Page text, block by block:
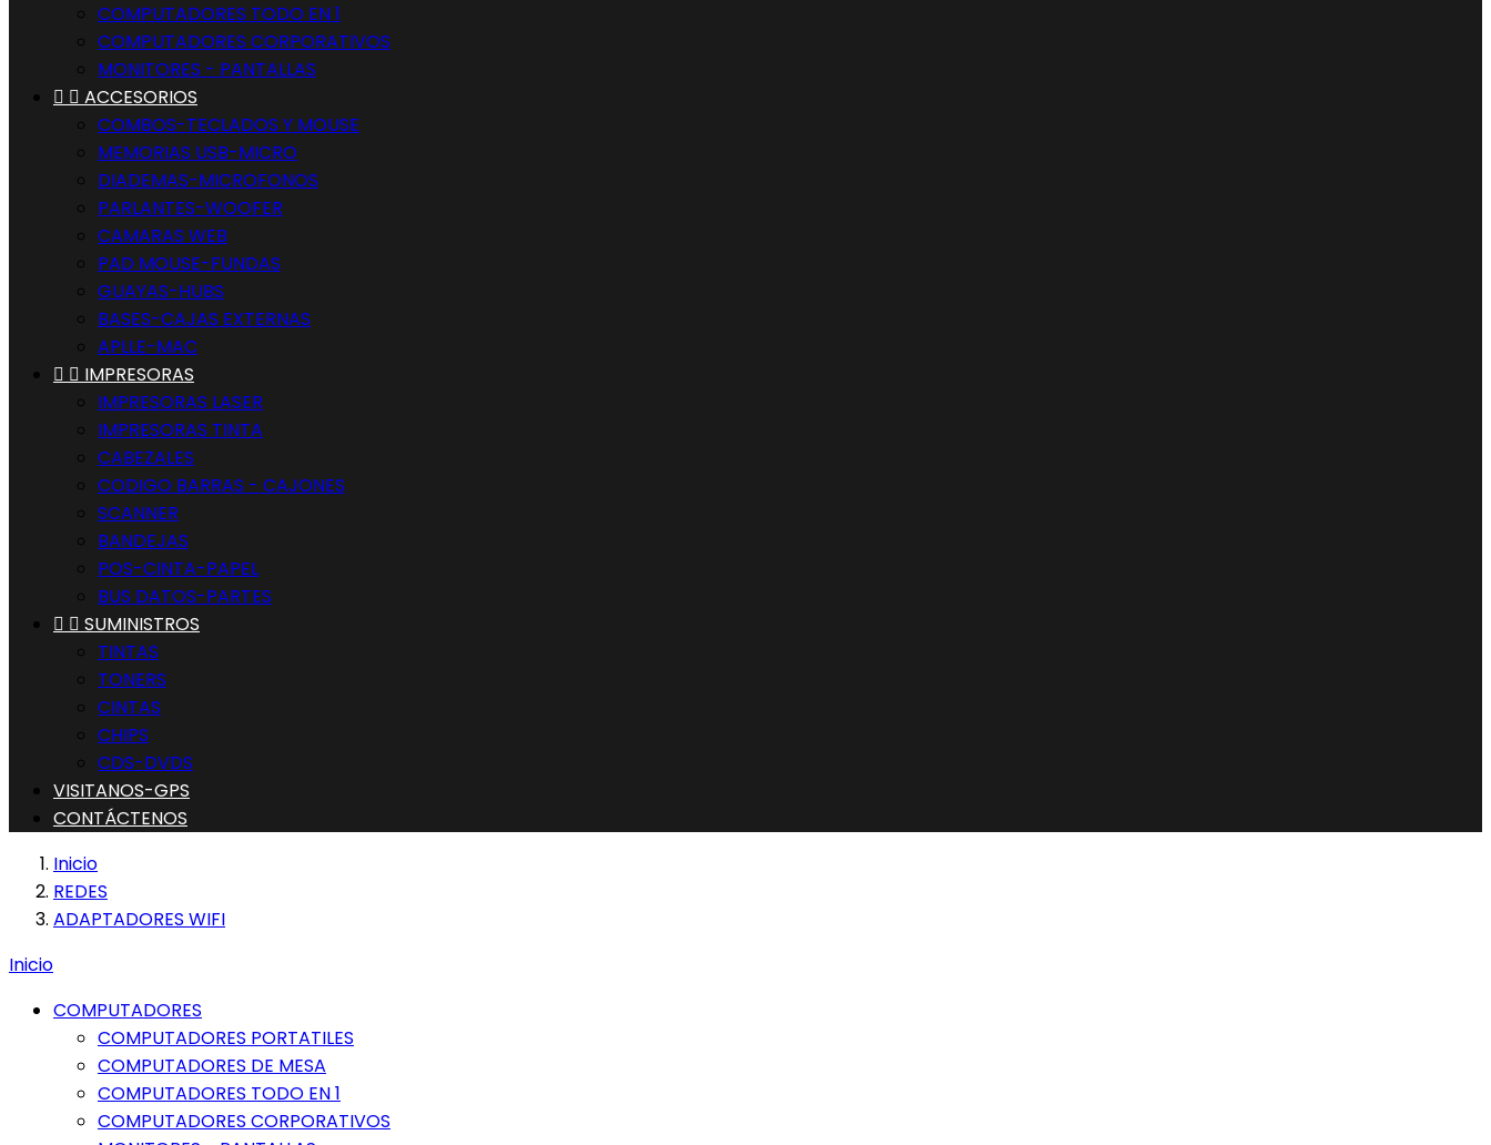
COMPUTADORES TODO EN 1
COMPUTADORES CORPORATIVOS
MONITORES - PANTALLAS
  ACCESORIOS
COMBOS-TECLADOS Y MOUSE
MEMORIAS USB-MICRO
DIADEMAS-MICROFONOS
PARLANTES-WOOFER
CAMARAS WEB
PAD MOUSE-FUNDAS
GUAYAS-HUBS
BASES-CAJAS EXTERNAS
APLLE-MAC
  IMPRESORAS
IMPRESORAS LASER
IMPRESORAS TINTA
CABEZALES
CODIGO BARRAS - CAJONES
SCANNER
BANDEJAS
POS-CINTA-PAPEL
BUS DATOS-PARTES
  SUMINISTROS
TINTAS
TONERS
CINTAS
CHIPS
CDS-DVDS
VISITANOS-GPS
CONTÁCTENOS
Inicio
REDES
ADAPTADORES WIFI
Inicio
COMPUTADORES
COMPUTADORES PORTATILES
COMPUTADORES DE MESA
COMPUTADORES TODO EN 1
COMPUTADORES CORPORATIVOS